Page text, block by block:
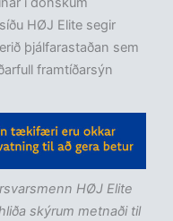
HØJ Elite segir
þjálfarastaðan sem
framtíðarsýn
HØJ Elite
skýrum metnaði til